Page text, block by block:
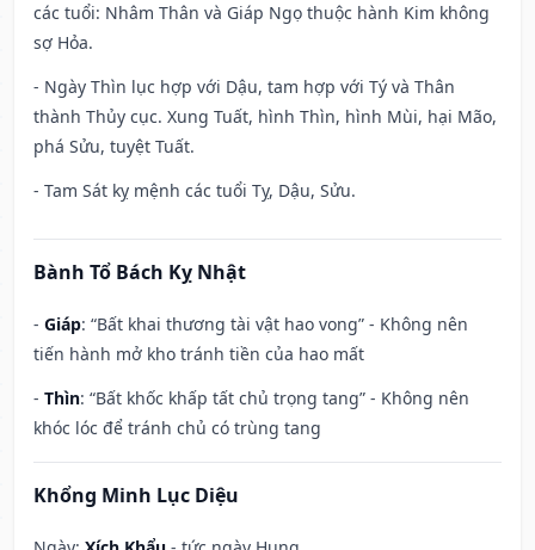
các tuổi: Nhâm Thân và Giáp Ngọ thuộc hành Kim không
sợ Hỏa.
- Ngày Thìn lục hợp với Dậu, tam hợp với Tý và Thân
thành Thủy cục. Xung Tuất, hình Thìn, hình Mùi, hại Mão,
phá Sửu, tuyệt Tuất.
- Tam Sát kỵ mệnh các tuổi Tỵ, Dậu, Sửu.
Bành Tổ Bách Kỵ Nhật
- Giáp: “Bất khai thương tài vật hao vong” - Không nên
tiến hành mở kho tránh tiền của hao mất
- Thìn: “Bất khốc khấp tất chủ trọng tang” - Không nên
khóc lóc để tránh chủ có trùng tang
Khổng Minh Lục Diệu